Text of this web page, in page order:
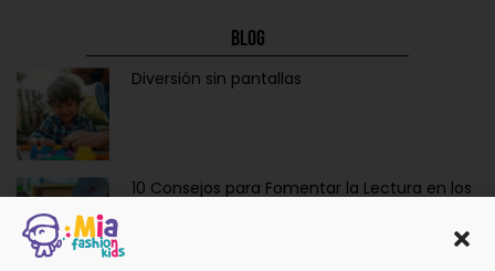
Blog
Diversión sin pantallas
10 Consejos para Fomentar la Lectura en los